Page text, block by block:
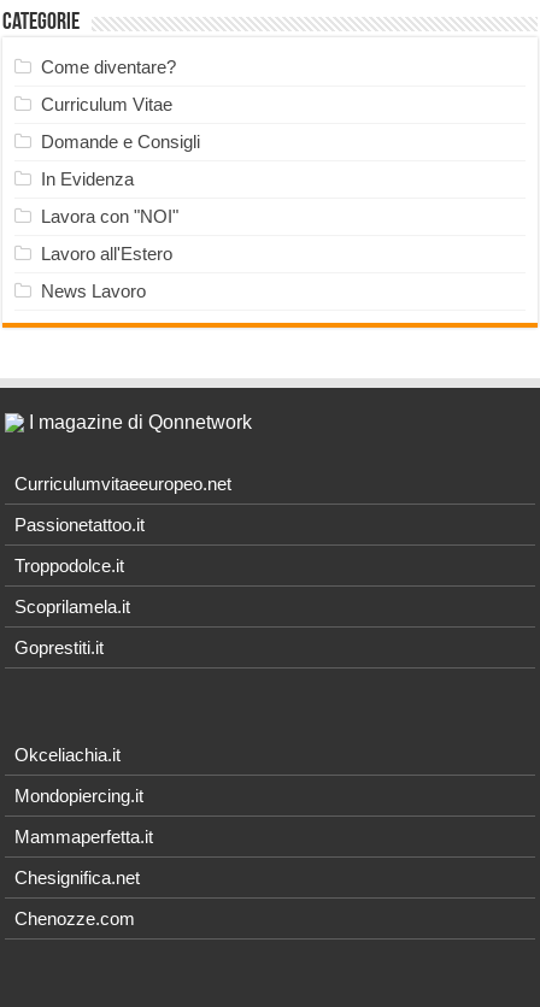
Categorie
Come diventare?
Curriculum Vitae
Domande e Consigli
In Evidenza
Lavora con "NOI"
Lavoro all'Estero
News Lavoro
I magazine di Qonnetwork
Curriculumvitaeeuropeo.net
Passionetattoo.it
Troppodolce.it
Scoprilamela.it
Goprestiti.it
Okceliachia.it
Mondopiercing.it
Mammaperfetta.it
Chesignifica.net
Chenozze.com